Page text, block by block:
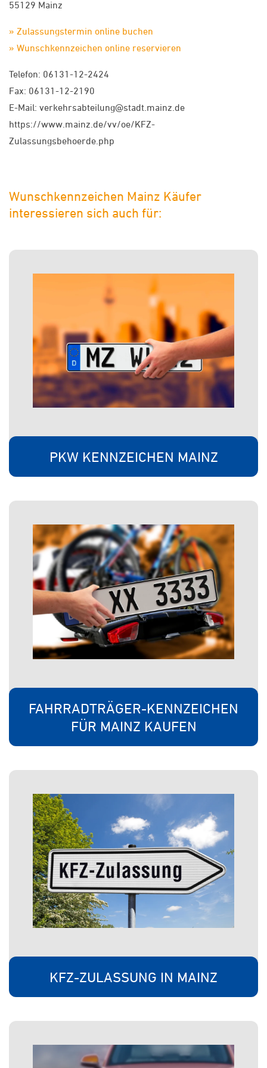
55129 Mainz
» Zulassungstermin online buchen
» Wunschkennzeichen online reservieren
Telefon: 06131-12-2424
Fax: 06131-12-2190
E-Mail: verkehrsabteilung@stadt.mainz.de
https://www.mainz.de/vv/oe/KFZ-
Zulassungsbehoerde.php
Wunschkennzeichen Mainz Käufer
interessieren sich auch für:
PKW KENNZEICHEN MAINZ
FAHRRADTRÄGER-KENNZEICHEN
FÜR MAINZ KAUFEN
KFZ-ZULASSUNG IN MAINZ